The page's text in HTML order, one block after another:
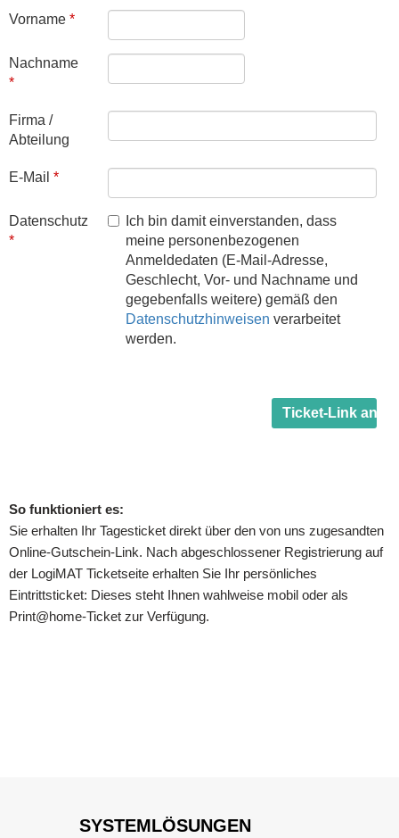
So funktioniert es:
Sie erhalten Ihr Tagesticket direkt über den von uns zugesandten
Online-Gutschein-Link. Nach abgeschlossener Registrierung auf
der LogiMAT Ticketseite erhalten Sie Ihr persönliches
Eintrittsticket: Dieses steht Ihnen wahlweise mobil oder als
Print@home-Ticket zur Verfügung.
SYSTEMLÖSUNGEN